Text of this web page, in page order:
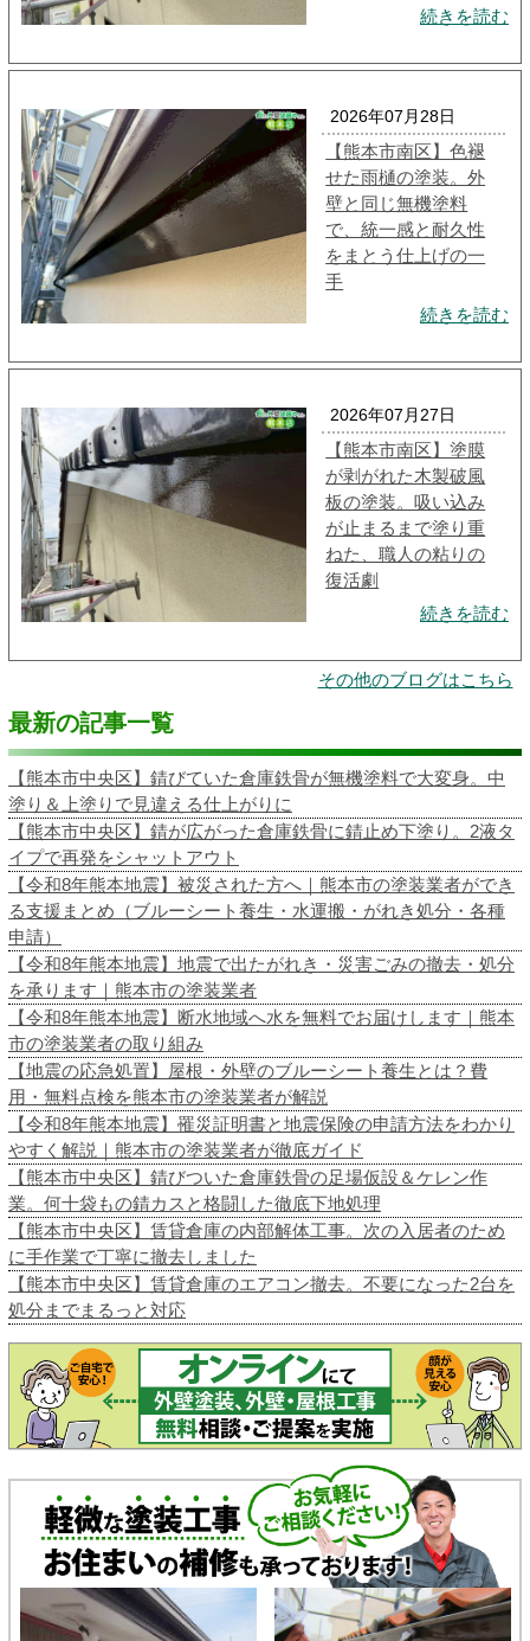
続きを読む
2026年07月28日
【熊本市南区】色褪
せた雨樋の塗装。外
壁と同じ無機塗料
で、統一感と耐久性
をまとう仕上げの一
手
続きを読む
2026年07月27日
【熊本市南区】塗膜
が剥がれた木製破風
板の塗装。吸い込み
が止まるまで塗り重
ねた、職人の粘りの
復活劇
続きを読む
その他のブログはこちら
最新の記事一覧
【熊本市中央区】錆びていた倉庫鉄骨が無機塗料で大変身。中
塗り＆上塗りで見違える仕上がりに
【熊本市中央区】錆が広がった倉庫鉄骨に錆止め下塗り。2液タ
イプで再発をシャットアウト
【令和8年熊本地震】被災された方へ｜熊本市の塗装業者ができ
る支援まとめ（ブルーシート養生・水運搬・がれき処分・各種
申請）
【令和8年熊本地震】地震で出たがれき・災害ごみの撤去・処分
を承ります｜熊本市の塗装業者
【令和8年熊本地震】断水地域へ水を無料でお届けします｜熊本
市の塗装業者の取り組み
【地震の応急処置】屋根・外壁のブルーシート養生とは？費
用・無料点検を熊本市の塗装業者が解説
【令和8年熊本地震】罹災証明書と地震保険の申請方法をわかり
やすく解説｜熊本市の塗装業者が徹底ガイド
【熊本市中央区】錆びついた倉庫鉄骨の足場仮設＆ケレン作
業。何十袋もの錆カスと格闘した徹底下地処理
【熊本市中央区】賃貸倉庫の内部解体工事。次の入居者のため
に手作業で丁寧に撤去しました
【熊本市中央区】賃貸倉庫のエアコン撤去。不要になった2台を
処分までまるっと対応